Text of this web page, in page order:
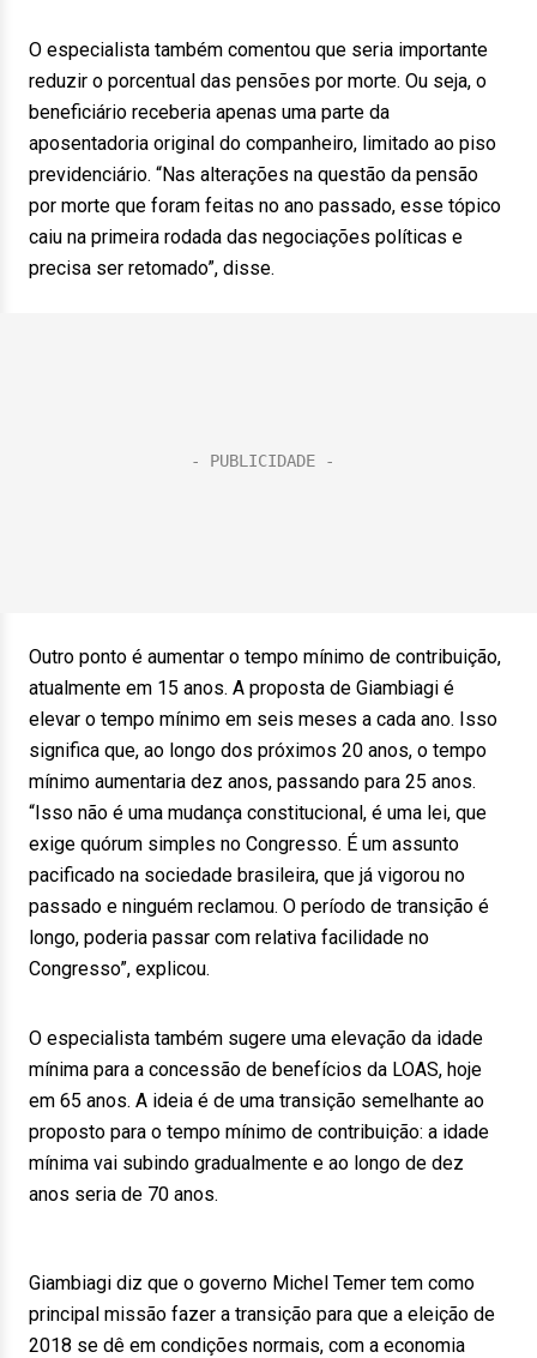
O especialista também comentou que seria importante
reduzir o porcentual das pensões por morte. Ou seja, o
beneficiário receberia apenas uma parte da
aposentadoria original do companheiro, limitado ao piso
previdenciário. “Nas alterações na questão da pensão
por morte que foram feitas no ano passado, esse tópico
caiu na primeira rodada das negociações políticas e
precisa ser retomado”, disse.
Outro ponto é aumentar o tempo mínimo de contribuição,
atualmente em 15 anos. A proposta de Giambiagi é
elevar o tempo mínimo em seis meses a cada ano. Isso
significa que, ao longo dos próximos 20 anos, o tempo
mínimo aumentaria dez anos, passando para 25 anos.
“Isso não é uma mudança constitucional, é uma lei, que
exige quórum simples no Congresso. É um assunto
pacificado na sociedade brasileira, que já vigorou no
passado e ninguém reclamou. O período de transição é
longo, poderia passar com relativa facilidade no
Congresso”, explicou.
O especialista também sugere uma elevação da idade
mínima para a concessão de benefícios da LOAS, hoje
em 65 anos. A ideia é de uma transição semelhante ao
proposto para o tempo mínimo de contribuição: a idade
mínima vai subindo gradualmente e ao longo de dez
anos seria de 70 anos.
Giambiagi diz que o governo Michel Temer tem como
principal missão fazer a transição para que a eleição de
2018 se dê em condições normais, com a economia